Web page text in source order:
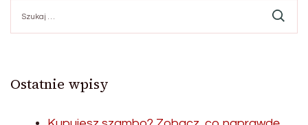
Ostatnie wpisy